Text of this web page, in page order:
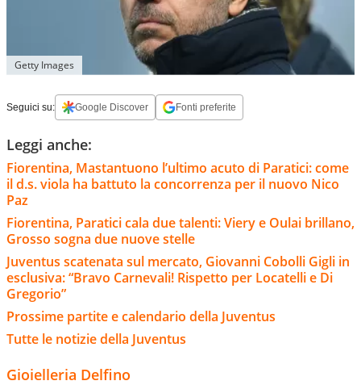
Getty Images
Seguici su: Google Discover Fonti preferite
Leggi anche:
Fiorentina, Mastantuono l’ultimo acuto di Paratici: come
il d.s. viola ha battuto la concorrenza per il nuovo Nico
Paz
Fiorentina, Paratici cala due talenti: Viery e Oulai brillano,
Grosso sogna due nuove stelle
Juventus scatenata sul mercato, Giovanni Cobolli Gigli in
esclusiva: “Bravo Carnevali! Rispetto per Locatelli e Di
Gregorio”
Prossime partite e calendario della Juventus
Tutte le notizie della Juventus
Gioielleria Delfino